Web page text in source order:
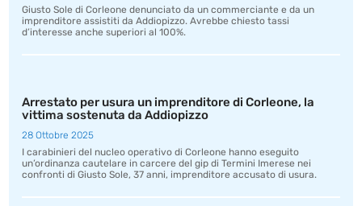
Giusto Sole di Corleone denunciato da un commerciante e da un
imprenditore assistiti da Addiopizzo. Avrebbe chiesto tassi
d’interesse anche superiori al 100%.
Arrestato per usura un imprenditore di Corleone, la
vittima sostenuta da Addiopizzo
28 Ottobre 2025
I carabinieri del nucleo operativo di Corleone hanno eseguito
un’ordinanza cautelare in carcere del gip di Termini Imerese nei
confronti di Giusto Sole, 37 anni, imprenditore accusato di usura.